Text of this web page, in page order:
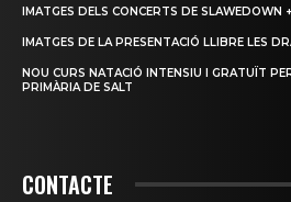
IMATGES DELS CONCERTS DE SLAWEDOWN
IMATGES DE LA PRESENTACIÓ LLIBRE LES
NOU CURS NATACIÓ INTENSIU I GRATUÏT
PRIMÀRIA DE SALT
CONTACTE